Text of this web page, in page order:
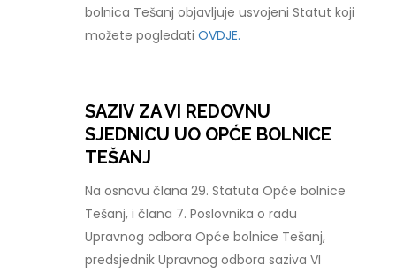
bolnica Tešanj objavljuje usvojeni Statut koji
možete pogledatiOVDJE.
SAZIV ZA VI REDOVNU
SJEDNICU UO OPĆE BOLNICE
TEŠANJ
Na osnovu člana 29. Statuta Opće bolnice
Tešanj, i člana 7. Poslovnika o radu
Upravnog odbora Opće bolnice Tešanj,
predsjednik Upravnog odbora saziva VI